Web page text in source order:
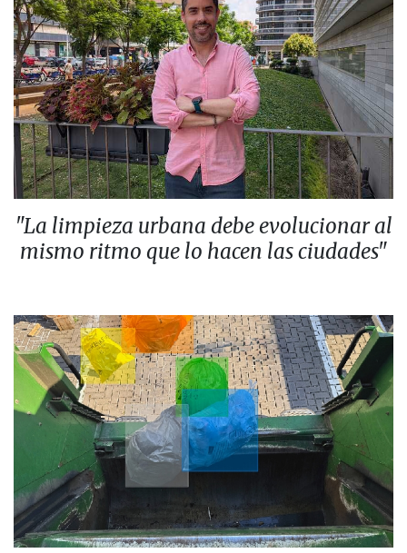
"La limpieza urbana debe evolucionar al
mismo ritmo que lo hacen las ciudades"